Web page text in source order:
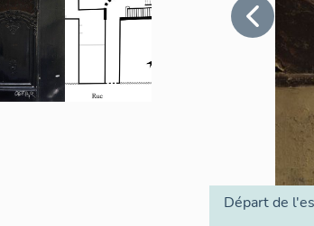
Départ de